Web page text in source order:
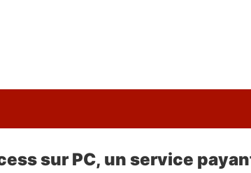
sur PC, un service